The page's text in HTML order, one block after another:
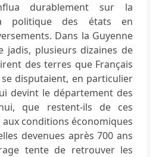
durablement sur la
politique des états en
Dans la Guyenne
jadis, plusieurs dizaines de
des terres que Français
disputaient, en particulier
devint le département des
que restent-ils de ces
aux conditions économiques
devenues après 700 ans
tente de retrouver les